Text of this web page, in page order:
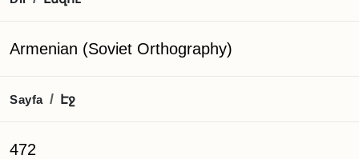
Armenian (Soviet Orthography)
Sayfa / Էջ
472